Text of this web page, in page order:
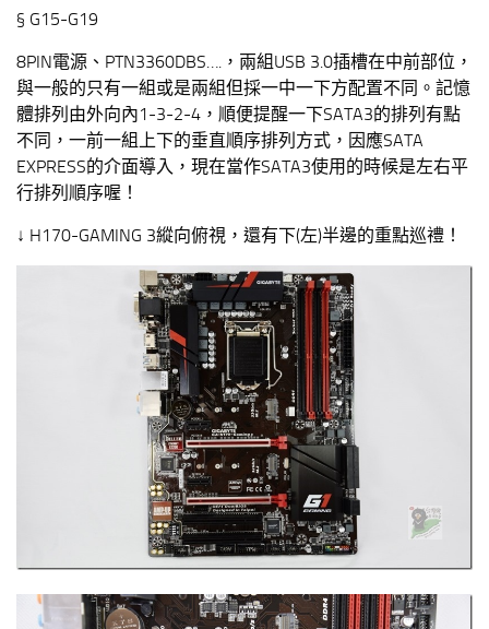
§ G15-G19
8PIN電源、PTN3360DBS….，兩組USB 3.0插槽在中前部位，
與一般的只有一組或是兩組但採一中一下方配置不同。記憶
體排列由外向內1-3-2-4，順便提醒一下SATA3的排列有點
不同，一前一組上下的垂直順序排列方式，因應SATA
EXPRESS的介面導入，現在當作SATA3使用的時候是左右平
行排列順序喔！
↓ H170-GAMING 3縱向俯視，還有下(左)半邊的重點巡禮！